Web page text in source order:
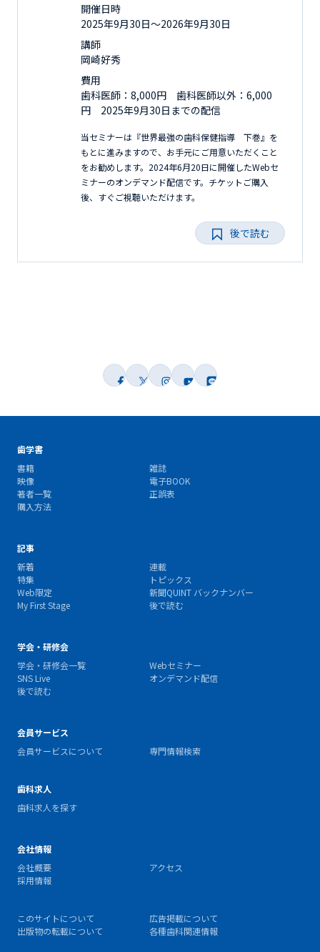
開催日時
2025年9月30日〜2026年9月30日
講師
岡崎好秀
費用
歯科医師：8,000円 歯科医師以外：6,000
円 2025年9月30日までの配信
当セミナーは『世界最強の歯科保健指導 下巻』を
もとに進みますので、お手元にご用意いただくこと
をお勧めします。2024年6月20日に開催したWebセ
ミナーのオンデマンド配信です。チケットご購入
後、すぐご視聴いただけます。
後で読む
歯学書
書籍
雑誌
映像
電子BOOK
著者一覧
正誤表
購入方法
記事
新着
連載
特集
トピックス
Web限定
新聞QUINT バックナンバー
My First Stage
後で読む
学会・研修会
学会・研修会一覧
Webセミナー
SNS Live
オンデマンド配信
後で読む
会員サービス
会員サービスについて
専門情報検索
歯科求人
歯科求人を探す
会社情報
会社概要
アクセス
採用情報
このサイトについて
広告掲載について
出版物の転載について
各種歯科関連情報